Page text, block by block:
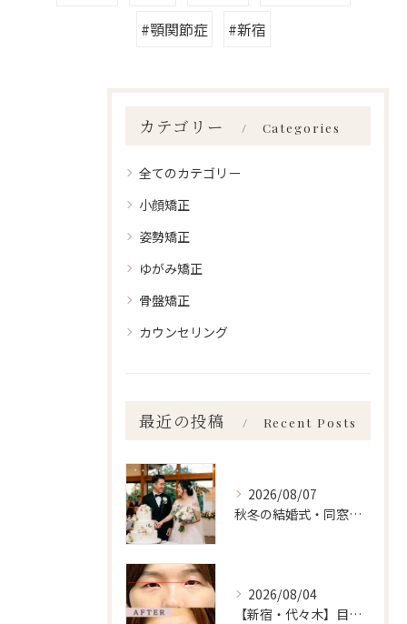
#顎関節症
#新宿
カテゴリー Categories
全てのカテゴリー
小顔矯正
姿勢矯正
ゆがみ矯正
骨盤矯正
カウンセリング
最近の投稿 Recent Posts
2026/08/07
秋冬の結婚式・同窓会に間に合わせるなら「今」始めるべき理由 ailes式 before・after 新宿・食いしばり・骨盤矯正・小顔矯正・顎関節症・顔の左右差ならailesシンメトリー矯正院
2026/08/04
【新宿・代々木】目の左右差ailes式 before・after 新宿・食いしばり・骨盤矯正・小顔矯正・顎関節症・顔の左右差ならailesシンメトリー矯正院